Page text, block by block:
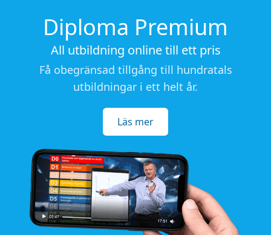
Diploma Premium
All utbildning online till ett pris
Få obegränsad tillgång till hundratals
utbildningar i ett helt år.
Läs mer